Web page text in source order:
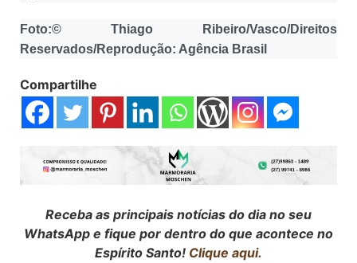
Foto:© Thiago Ribeiro/Vasco/Direitos
Reservados/Reprodução: Agência Brasil
Compartilhe
Receba as principais notícias do dia no seu
WhatsApp e fique por dentro do que acontece no
Espírito Santo! Clique aqui.